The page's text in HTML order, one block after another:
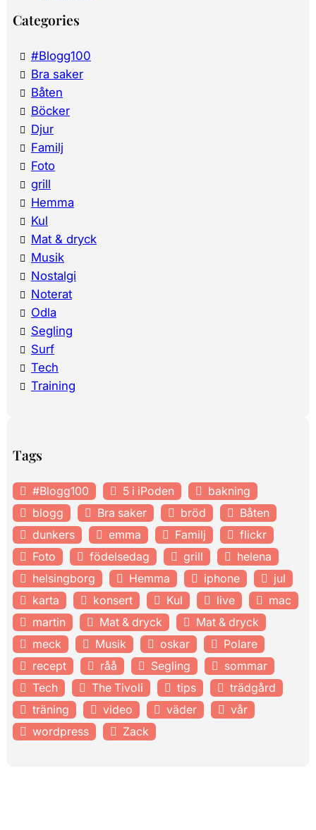
Categories
#Blogg100
Bra saker
Båten
Böcker
Djur
Familj
Foto
grill
Hemma
Kul
Mat & dryck
Musik
Nostalgi
Noterat
Odla
Segling
Surf
Tech
Training
Tags
#Blogg100 5 i iPoden
bakning
blogg
Bra saker bröd
Båten
dunkers
emma Familj
flickr
Foto
födelsedag grill
helena
helsingborg
Hemma iphone
jul
karta
konsert Kul live
mac
martin
Mat & dryck
Mat & dryck
meck
Musik oskar
Polare
recept
råå Segling
sommar
Tech
The Tivoli tips
trädgård
träning
video väder
vår
wordpress
Zack